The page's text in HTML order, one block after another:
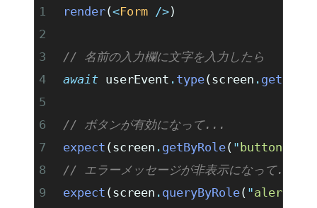
render(<Form />)
// 名前の入力欄に文字を入力したら
await userEvent . type(screen .
// ボタンが有効になって...
expect (screen . getByRole( " button
// エラーメッセージが非表示になって...
expect (screen . queryByRole( "alert